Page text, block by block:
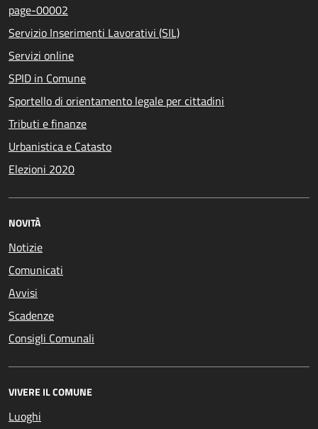
page-00002
Servizio Inserimenti Lavorativi (SIL)
Servizi online
SPID in Comune
Sportello di orientamento legale per cittadini
Tributi e finanze
Urbanistica e Catasto
Elezioni 2020
NOVITÀ
Notizie
Comunicati
Avvisi
Scadenze
Consigli Comunali
VIVERE IL COMUNE
Luoghi